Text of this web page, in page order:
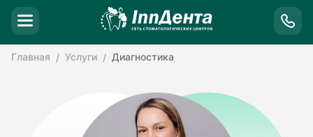
Главная Услуги Диагностика